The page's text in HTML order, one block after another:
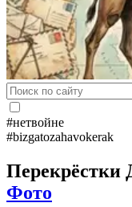
#нетвойне
#bizgatozahavokerak
Перекрёстки
Фото